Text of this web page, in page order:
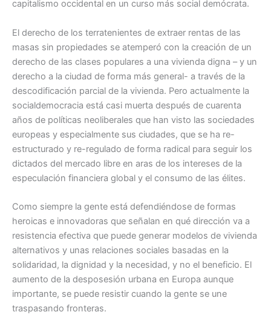
capitalismo occidental en un curso más social demócrata.
El derecho de los terratenientes de extraer rentas de las
masas sin propiedades se atemperó con la creación de un
derecho de las clases populares a una vivienda digna – y un
derecho a la ciudad de forma más general- a través de la
descodificación parcial de la vivienda. Pero actualmente la
socialdemocracia está casi muerta después de cuarenta
años de políticas neoliberales que han visto las sociedades
europeas y especialmente sus ciudades, que se ha re-
estructurado y re-regulado de forma radical para seguir los
dictados del mercado libre en aras de los intereses de la
especulación financiera global y el consumo de las élites.
Como siempre la gente está defendiéndose de formas
heroicas e innovadoras que señalan en qué dirección va a
resistencia efectiva que puede generar modelos de vivienda
alternativos y unas relaciones sociales basadas en la
solidaridad, la dignidad y la necesidad, y no el beneficio. El
aumento de la desposesión urbana en Europa aunque
importante, se puede resistir cuando la gente se une
traspasando fronteras.